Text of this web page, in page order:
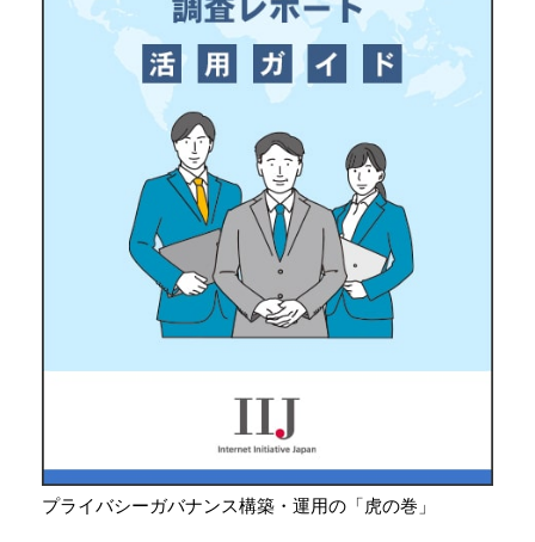
プライバシーガバナンス構築・運用の「虎の巻」